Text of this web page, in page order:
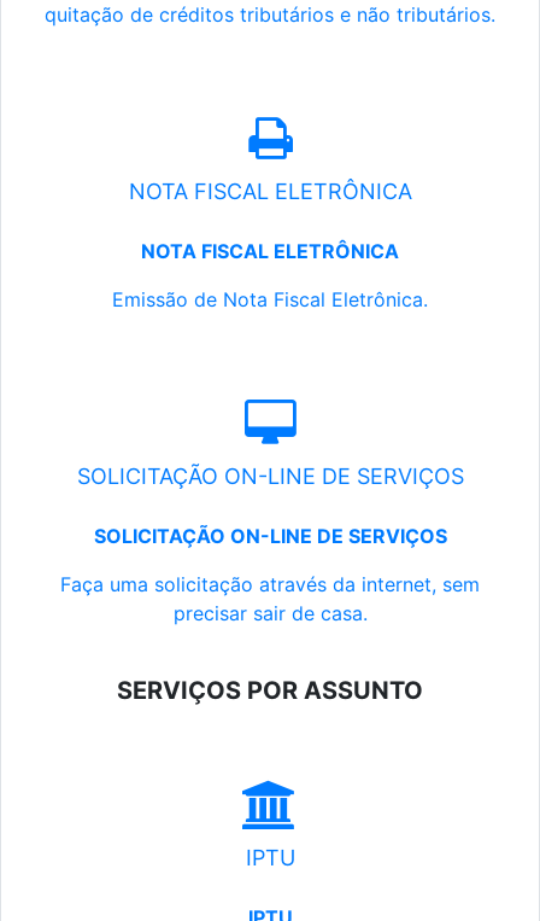
quitação de créditos tributários e não tributários.
NOTA FISCAL ELETRÔNICA
NOTA FISCAL ELETRÔNICA
Emissão de Nota Fiscal Eletrônica.
SOLICITAÇÃO ON-LINE DE SERVIÇOS
SOLICITAÇÃO ON-LINE DE SERVIÇOS
Faça uma solicitação através da internet, sem
precisar sair de casa.
SERVIÇOS POR ASSUNTO
IPTU